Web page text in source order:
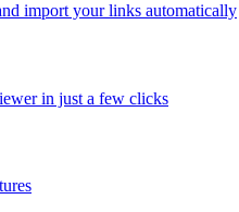
import your links automatically
in just a few clicks